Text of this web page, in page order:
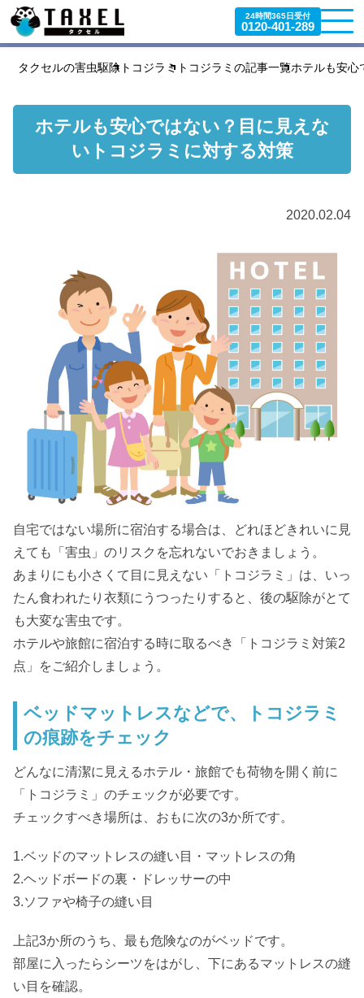
24時間365日受付
0120-401-289
タクセルの害虫駆除 トコジラミ トコジラミの記事一覧ホテルも安心
ホテルも安心ではない？目に見えな
いトコジラミに対する対策
2020.02.04
自宅ではない場所に宿泊する場合は、どれほどきれいに見
えても「害虫」のリスクを忘れないでおきましょう。
あまりにも小さくて目に見えない「トコジラミ」は、いっ
たん食われたり衣類にうつったりすると、後の駆除がとて
も大変な害虫です。
ホテルや旅館に宿泊する時に取るべき「トコジラミ対策2
点」をご紹介しましょう。
ベッドマットレスなどで、トコジラミ
の痕跡をチェック
どんなに清潔に見えるホテル・旅館でも荷物を開く前に
「トコジラミ」のチェックが必要です。
チェックすべき場所は、おもに次の3か所です。
1.ベッドのマットレスの縫い目・マットレスの角
2.ヘッドボードの裏・ドレッサーの中
3.ソファや椅子の縫い目
上記3か所のうち、最も危険なのがベッドです。
部屋に入ったらシーツをはがし、下にあるマットレスの縫
い目を確認。